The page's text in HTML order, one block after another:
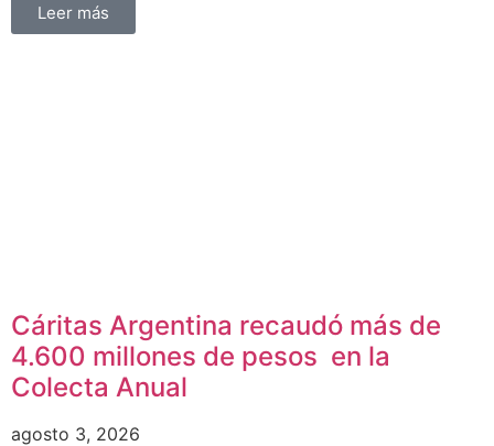
Leer más
Cáritas Argentina recaudó más de
4.600 millones de pesos en la
Colecta Anual
agosto 3, 2026